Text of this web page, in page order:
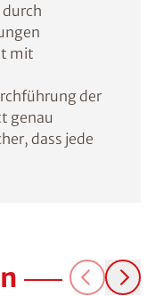
mit
der
genau
dass jede